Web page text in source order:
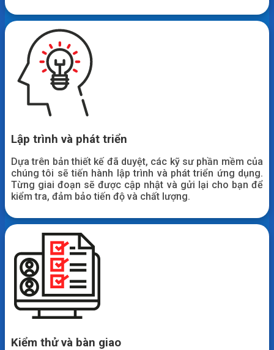
Lập trình và phát triển
Dựa trên bản thiết kế đã duyệt, các kỹ sư phần mềm của
chúng tôi sẽ tiến hành lập trình và phát triển ứng dụng.
Từng giai đoạn sẽ được cập nhật và gửi lại cho bạn để
kiểm tra, đảm bảo tiến độ và chất lượng.
Kiểm thử và bàn giao